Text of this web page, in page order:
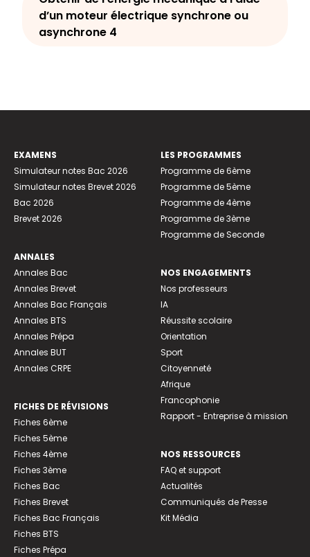
d’un moteur électrique synchrone ou
asynchrone 4
EXAMENS
Simulateur notes Bac 2026
Simulateur notes Brevet 2026
Bac 2026
Brevet 2026
ANNALES
Annales Bac
Annales Brevet
Annales Bac Français
Annales BTS
Annales Prépa
Annales BUT
Annales CRPE
FICHES DE RÉVISIONS
Fiches 6ème
Fiches 5ème
Fiches 4ème
Fiches 3ème
Fiches Bac
Fiches Brevet
Fiches Bac Français
Fiches BTS
Fiches Prépa
LES PROGRAMMES
Programme de 6ème
Programme de 5ème
Programme de 4ème
Programme de 3ème
Programme de Seconde
NOS ENGAGEMENTS
Nos professeurs
IA
Réussite scolaire
Orientation
Sport
Citoyenneté
Afrique
Francophonie
Rapport - Entreprise à mission
NOS RESSOURCES
FAQ et support
Actualités
Communiqués de Presse
Kit Média